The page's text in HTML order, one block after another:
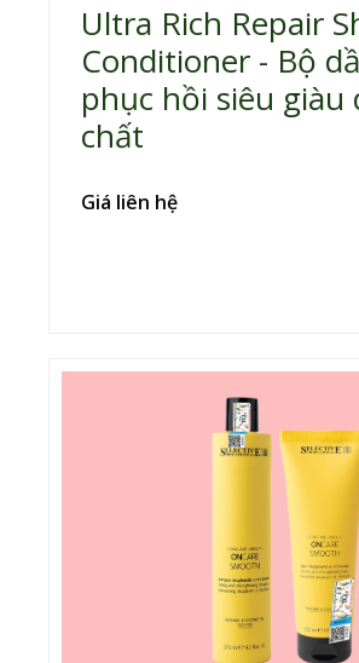
Ultra Rich Repair
Conditioner - Bộ
phục hồi siêu giàu
chất
Giá liên hệ